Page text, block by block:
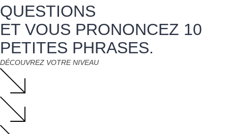
QUESTIONS
ET VOUS PRONONCEZ 10
PETITES PHRASES.
DÉCOUVREZ VOTRE NIVEAU